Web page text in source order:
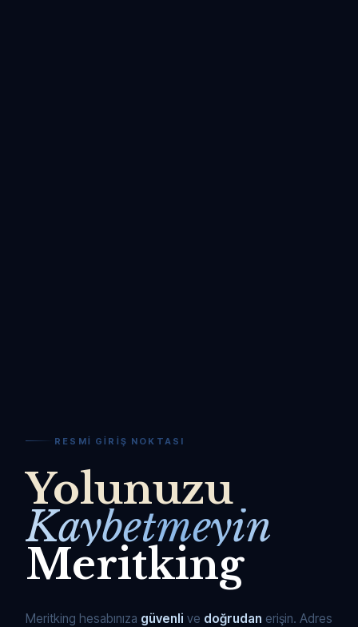
RESMI GIRIŞ NOKTASI
Yolunuzu
Kaybetmeyin
Meritking
Meritking hesabınıza güvenli ve doğrudan erişin. Adres